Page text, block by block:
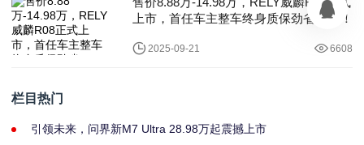
上市，首任车主整车终身质保劲省13万！
2025-09-21 6608
栏目热门
引领未来，问界新M7 Ultra 28.98万起震撼上市